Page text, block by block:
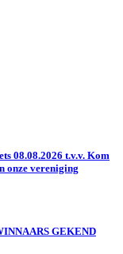
08.08.2026 t.v.v. Kom
onze vereniging
GEKEND